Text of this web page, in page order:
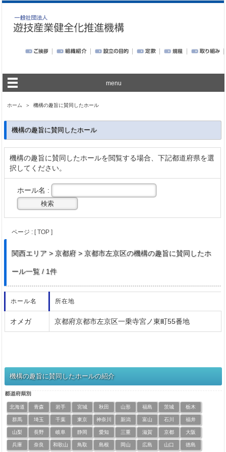
menu
ホーム ＞ 機構の趣旨に賛同したホール
機構の趣旨に賛同したホール
機構の趣旨に賛同したホールを閲覧する場合、下記都道府県を選
択してください。
ホール名 :
ページ : [ TOP ]
関西エリア > 京都府 > 京都市左京区の機構の趣旨に賛同したホ
ール一覧 / 1件
ホール名 所在地
オメガ 京都府京都市左京区一乗寺宮ノ東町55番地
機構の趣旨に賛同したホールの紹介
北海道 青森 岩手 宮城 秋田 山形 福島 茨城 栃木
群馬 埼玉 千葉 東京 神奈川 新潟 富山 石川 福井
山梨 長野 岐阜 静岡 愛知 三重 滋賀 京都 大阪
兵庫 奈良 和歌山 鳥取 島根 岡山 広島 山口 徳島